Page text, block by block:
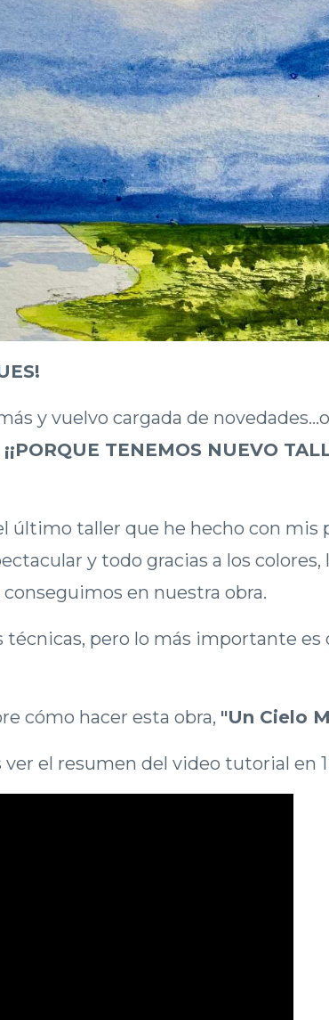
y vuelvo cargada de
¡¡PORQUE TENEMOS NUEVO
último taller que he hecho con mis
y todo gracias a los colores,
en nuestra obra.
pero lo más importante es
cómo hacer esta obra, "Un Cielo
el resumen del video tutorial en